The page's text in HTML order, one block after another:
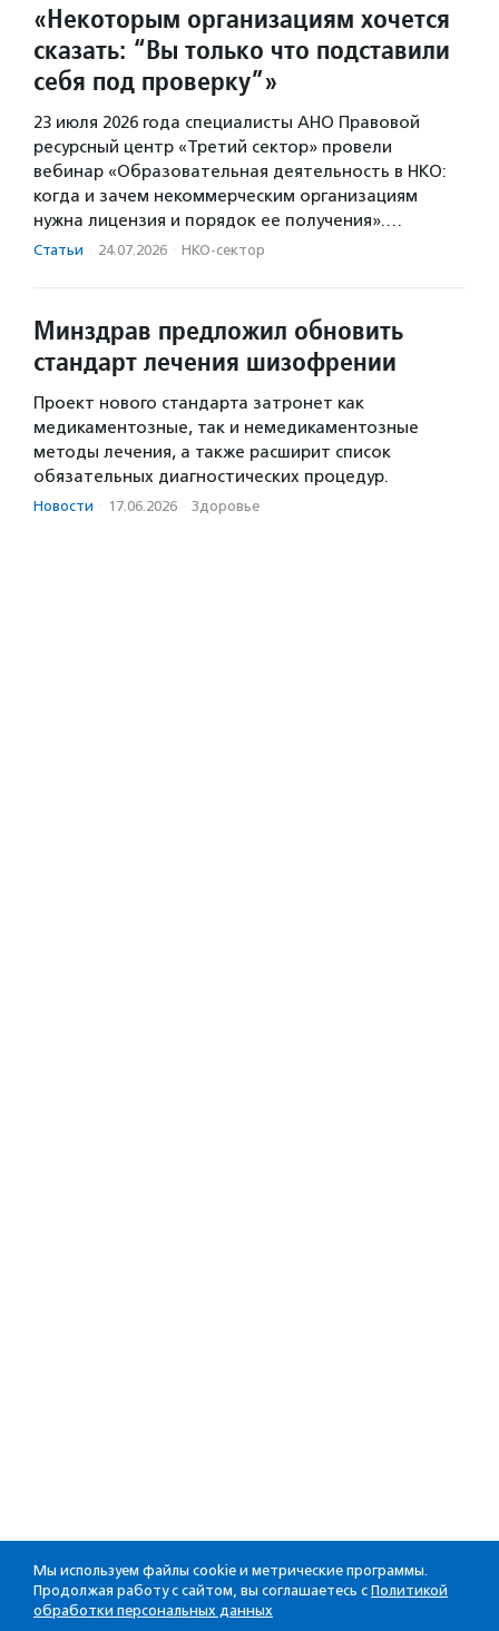
«Некоторым организациям хочется
сказать: “Вы только что подставили
себя под проверку”»
23 июля 2026 года специалисты АНО Правовой
ресурсный центр «Третий сектор» провели
вебинар «Образовательная деятельность в НКО:
когда и зачем некоммерческим организациям
нужна лицензия и порядок ее получения».…
Статьи · 24.07.2026 · НКО-сектор
Минздрав предложил обновить
стандарт лечения шизофрении
Проект нового стандарта затронет как
медикаментозные, так и немедикаментозные
методы лечения, а также расширит список
обязательных диагностических процедур.
Новости · 17.06.2026 · Здоровье
Мы используем файлы cookie и метрические программы.
Продолжая работу с сайтом, вы соглашаетесь с Политикой
обработки персональных данных